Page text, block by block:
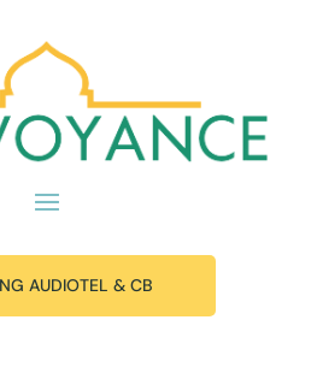
AUDIOTEL & CB